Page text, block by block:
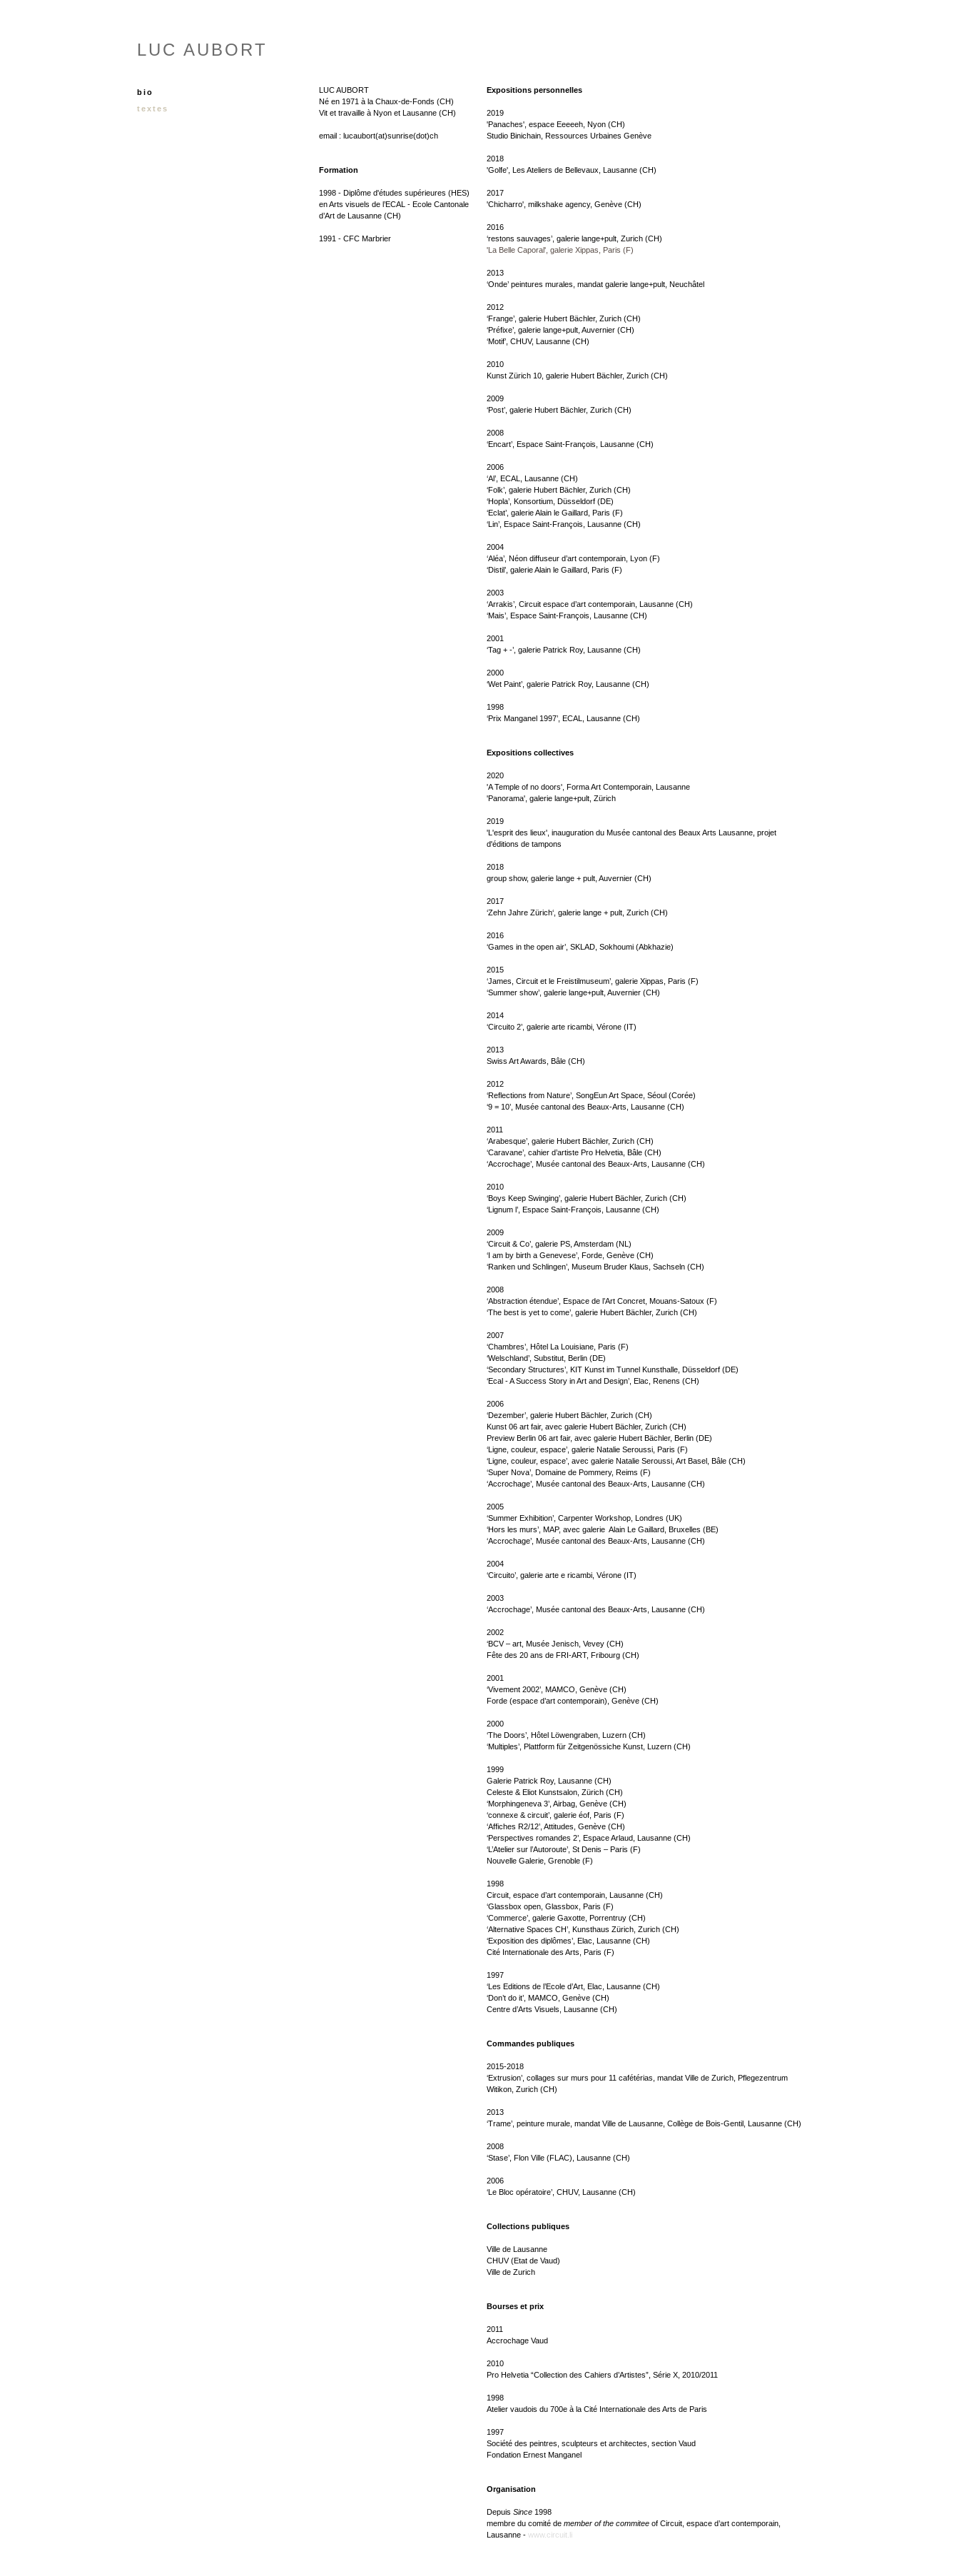
LUC AUBORT
bio
textes
LUC AUBORT
Né en 1971 à la Chaux-de-Fonds (CH)
Vit et travaille à Nyon et Lausanne (CH)
email : lucaubort(at)sunrise(dot)ch
Formation
1998 - Diplôme d'études supérieures (HES)
en Arts visuels de l’ECAL - Ecole Cantonale
d’Art de Lausanne (CH)
1991 - CFC Marbrier
Expositions personnelles
2019
'Panaches', espace Eeeeeh, Nyon (CH)
Studio Binichain, Ressources Urbaines Genève
2018
'Golfe', Les Ateliers de Bellevaux, Lausanne (CH)
2017
'Chicharro', milkshake agency, Genève (CH)
2016
‘restons sauvages’, galerie lange+pult, Zurich (CH)
'La Belle Caporal', galerie Xippas, Paris (F)
2013
‘Onde’ peintures murales, mandat galerie lange+pult, Neuchâtel
2012
‘Frange’, galerie Hubert Bächler, Zurich (CH)
‘Préfixe’, galerie lange+pult, Auvernier (CH)
‘Motif’, CHUV, Lausanne (CH)
2010
Kunst Zürich 10, galerie Hubert Bächler, Zurich (CH)
2009
‘Post’, galerie Hubert Bächler, Zurich (CH)
2008
‘Encart’, Espace Saint-François, Lausanne (CH)
2006
‘Al’, ECAL, Lausanne (CH)
‘Folk’, galerie Hubert Bächler, Zurich (CH)
‘Hopla’, Konsortium, Düsseldorf (DE)
‘Eclat’, galerie Alain le Gaillard, Paris (F)
‘Lin’, Espace Saint-François, Lausanne (CH)
2004
‘Aléa’, Néon diffuseur d’art contemporain, Lyon (F)
‘Distil’, galerie Alain le Gaillard, Paris (F)
2003
‘Arrakis’, Circuit espace d’art contemporain, Lausanne (CH)
‘Mais’, Espace Saint-François, Lausanne (CH)
2001
‘Tag + -’, galerie Patrick Roy, Lausanne (CH)
2000
‘Wet Paint’, galerie Patrick Roy, Lausanne (CH)
1998
‘Prix Manganel 1997’, ECAL, Lausanne (CH)
Expositions collectives
2020
'A Temple of no doors', Forma Art Contemporain, Lausanne
'Panorama', galerie lange+pult, Zürich
2019
'L'esprit des lieux', inauguration du Musée cantonal des Beaux Arts Lausanne, projet
d'éditions de tampons
2018
group show, galerie lange + pult, Auvernier (CH)
2017
‘Zehn Jahre Zürich‘, galerie lange + pult, Zurich (CH)
2016
‘Games in the open air’, SKLAD, Sokhoumi (Abkhazie)
2015
‘James, Circuit et le Freistilmuseum’, galerie Xippas, Paris (F)
‘Summer show’, galerie lange+pult, Auvernier (CH)
2014
‘Circuito 2’, galerie arte ricambi, Vérone (IT)
2013
Swiss Art Awards, Bâle (CH)
2012
‘Reflections from Nature’, SongEun Art Space, Séoul (Corée)
‘9 = 10’, Musée cantonal des Beaux-Arts, Lausanne (CH)
2011
‘Arabesque’, galerie Hubert Bächler, Zurich (CH)
‘Caravane’, cahier d’artiste Pro Helvetia, Bâle (CH)
‘Accrochage’, Musée cantonal des Beaux-Arts, Lausanne (CH)
2010
‘Boys Keep Swinging’, galerie Hubert Bächler, Zurich (CH)
‘Lignum l’, Espace Saint-François, Lausanne (CH)
2009
‘Circuit & Co’, galerie PS, Amsterdam (NL)
‘I am by birth a Genevese’, Forde, Genève (CH)
‘Ranken und Schlingen’, Museum Bruder Klaus, Sachseln (CH)
2008
‘Abstraction étendue’, Espace de l’Art Concret, Mouans-Satoux (F)
‘The best is yet to come’, galerie Hubert Bächler, Zurich (CH)
2007
‘Chambres’, Hôtel La Louisiane, Paris (F)
‘Welschland’, Substitut, Berlin (DE)
‘Secondary Structures’, KIT Kunst im Tunnel Kunsthalle, Düsseldorf (DE)
‘Ecal - A Success Story in Art and Design’, Elac, Renens (CH)
2006
‘Dezember’, galerie Hubert Bächler, Zurich (CH)
Kunst 06 art fair, avec galerie Hubert Bächler, Zurich (CH)
Preview Berlin 06 art fair, avec galerie Hubert Bächler, Berlin (DE)
‘Ligne, couleur, espace’, galerie Natalie Seroussi, Paris (F)
‘Ligne, couleur, espace’, avec galerie Natalie Seroussi, Art Basel, Bâle (CH)
‘Super Nova’, Domaine de Pommery, Reims (F)
‘Accrochage’, Musée cantonal des Beaux-Arts, Lausanne (CH)
2005
‘Summer Exhibition’, Carpenter Workshop, Londres (UK)
‘Hors les murs’, MAP, avec galerie Alain Le Gaillard, Bruxelles (BE)
‘Accrochage’, Musée cantonal des Beaux-Arts, Lausanne (CH)
2004
‘Circuito’, galerie arte e ricambi, Vérone (IT)
2003
‘Accrochage’, Musée cantonal des Beaux-Arts, Lausanne (CH)
2002
‘BCV – art, Musée Jenisch, Vevey (CH)
Fête des 20 ans de FRI-ART, Fribourg (CH)
2001
‘Vivement 2002’, MAMCO, Genève (CH)
Forde (espace d’art contemporain), Genève (CH)
2000
‘The Doors’, Hôtel Löwengraben, Luzern (CH)
‘Multiples’, Plattform für Zeitgenössiche Kunst, Luzern (CH)
1999
Galerie Patrick Roy, Lausanne (CH)
Celeste & Eliot Kunstsalon, Zürich (CH)
‘Morphingeneva 3’, Airbag, Genève (CH)
‘connexe & circuit’, galerie éof, Paris (F)
‘Affiches R2/12’, Attitudes, Genève (CH)
‘Perspectives romandes 2’, Espace Arlaud, Lausanne (CH)
‘L’Atelier sur l’Autoroute’, St Denis – Paris (F)
Nouvelle Galerie, Grenoble (F)
1998
Circuit, espace d’art contemporain, Lausanne (CH)
‘Glassbox open, Glassbox, Paris (F)
‘Commerce’, galerie Gaxotte, Porrentruy (CH)
‘Alternative Spaces CH’, Kunsthaus Zürich, Zurich (CH)
‘Exposition des diplômes’, Elac, Lausanne (CH)
Cité Internationale des Arts, Paris (F)
1997
‘Les Editions de l’Ecole d’Art, Elac, Lausanne (CH)
‘Don’t do it’, MAMCO, Genève (CH)
Centre d’Arts Visuels, Lausanne (CH)
Commandes publiques
2015-2018
‘Extrusion’, collages sur murs pour 11 cafétérias, mandat Ville de Zurich, Pflegezentrum
Witikon, Zurich (CH)
2013
‘Trame’, peinture murale, mandat Ville de Lausanne, Collège de Bois-Gentil, Lausanne (CH)
2008
‘Stase’, Flon Ville (FLAC), Lausanne (CH)
2006
‘Le Bloc opératoire’, CHUV, Lausanne (CH)
Collections publiques
Ville de Lausanne
CHUV (Etat de Vaud)
Ville de Zurich
Bourses et prix
2011
Accrochage Vaud
2010
Pro Helvetia “Collection des Cahiers d’Artistes”, Série X, 2010/2011
1998
Atelier vaudois du 700e à la Cité Internationale des Arts de Paris
1997
Société des peintres, sculpteurs et architectes, section Vaud
Fondation Ernest Manganel
Organisation
Depuis Since 1998
membre du comité de member of the commitee of Circuit, espace d’art contemporain,
Lausanne - www.circuit.li